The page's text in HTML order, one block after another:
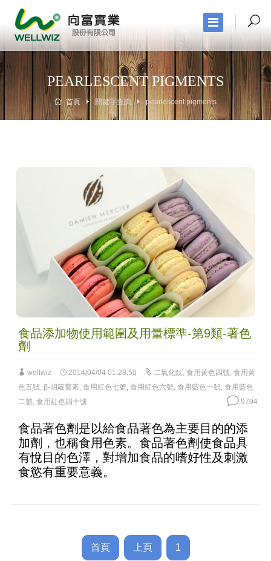
PEARLESCENT PIGMENTS
首頁 關鍵字查詢 pearlescent pigments
食品添加物使用範圍及用量標準-第9類-著色
劑
wellwiz 2014/04/04 01:28:50 二氧化鈦 食用黃色四號 食用黃
色五號 β-胡蘿蔔素, 食用紅色七號 食用紅色六號 食用藍色一號 食用藍色
二號 食用紅色四十號 9794
食品著色劑是以給食品著色為主要目的的添
加劑，也稱食用色素。食品著色劑使食品具
有悅目的色澤，對增加食品的嗜好性及刺激
食慾有重要意義。
首頁 上頁 1